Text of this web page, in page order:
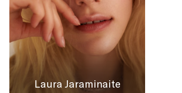
Laura Jaraminaite